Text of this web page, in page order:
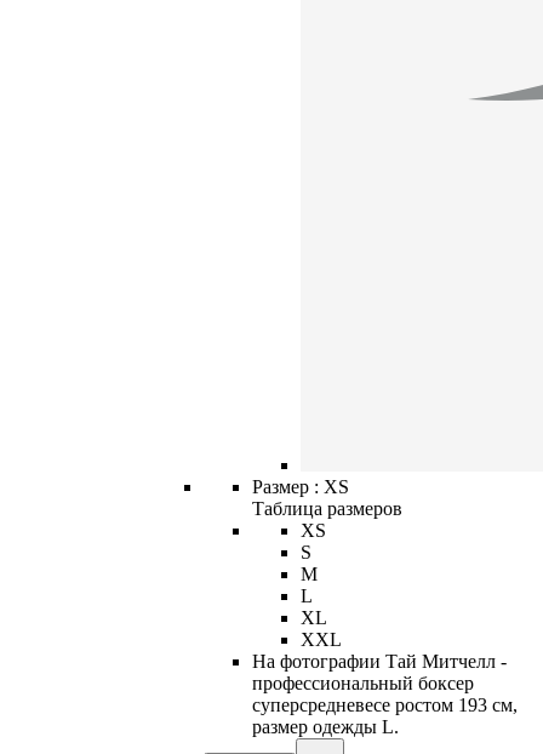
Размер : XS
Таблица размеров
XS
S
M
L
XL
XXL
На фотографии Тай Митчелл -
профессиональный боксер
суперсредневесе ростом 193 см,
размер одежды L.